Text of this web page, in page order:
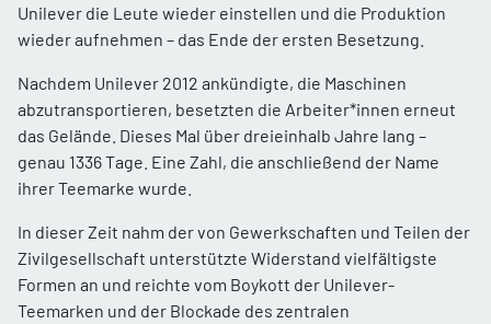
Unilever die Leute wieder einstellen und die Produktion
wieder aufnehmen – das Ende der ersten Besetzung.
Nachdem Unilever 2012 ankündigte, die Maschinen
abzutransportieren, besetzten die Arbeiter*innen erneut
das Gelände. Dieses Mal über dreieinhalb Jahre lang –
genau 1336 Tage. Eine Zahl, die anschließend der Name
ihrer Teemarke wurde.
In dieser Zeit nahm der von Gewerkschaften und Teilen der
Zivilgesellschaft unterstützte Widerstand vielfältigste
Formen an und reichte vom Boykott der Unilever-
Teemarken und der Blockade des zentralen